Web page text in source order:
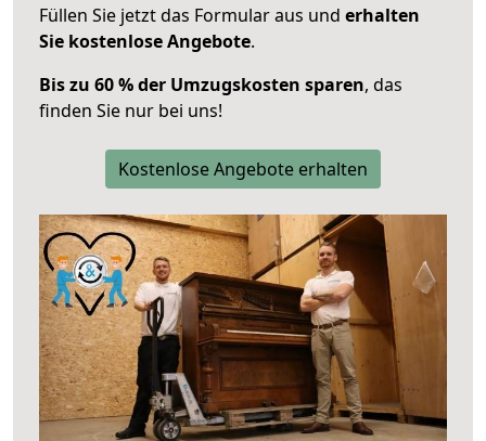
Füllen Sie jetzt das Formular aus und erhalten
Sie kostenlose Angebote.
Bis zu 60 % der Umzugskosten sparen, das
finden Sie nur bei uns!
Kostenlose Angebote erhalten